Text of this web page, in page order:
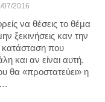
07/2016
να θέσεις το θέμα
ξεκινήσεις καν την
κατάσταση που
και αν είναι αυτή.
θα «προστατεύει» η